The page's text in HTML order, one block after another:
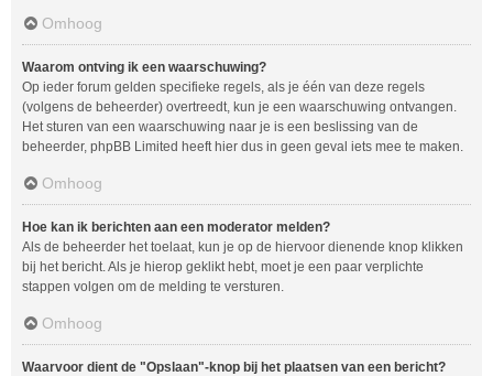
Omhoog
Waarom ontving ik een waarschuwing?
Op ieder forum gelden specifieke regels, als je één van deze regels
(volgens de beheerder) overtreedt, kun je een waarschuwing ontvangen.
Het sturen van een waarschuwing naar je is een beslissing van de
beheerder, phpBB Limited heeft hier dus in geen geval iets mee te maken.
Omhoog
Hoe kan ik berichten aan een moderator melden?
Als de beheerder het toelaat, kun je op de hiervoor dienende knop klikken
bij het bericht. Als je hierop geklikt hebt, moet je een paar verplichte
stappen volgen om de melding te versturen.
Omhoog
Waarvoor dient de "Opslaan"-knop bij het plaatsen van een bericht?